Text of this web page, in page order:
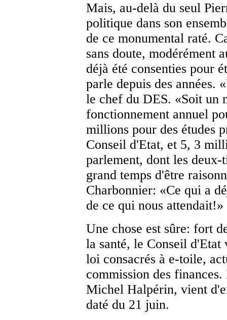
Mais, au-delà du seul
politique dans son
de ce monumental raté.
sans doute, modérément
déjà été consenties pour
parle depuis des années.
le chef du DES. «Soit un
fonctionnement annuel
millions pour des études
Conseil d'Etat, et 5, 3
parlement, dont les deux-
grand temps d'être
Charbonnier: «Ce qui a
de ce qui nous attendait!»
Une chose est sûre: fort
la santé, le Conseil
loi consacrés à e-toile,
commission des
Michel Halpérin, vient
daté du 21 juin.